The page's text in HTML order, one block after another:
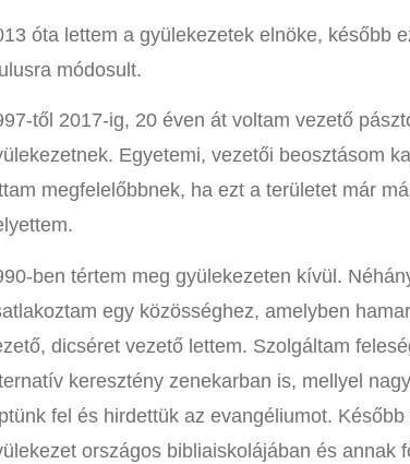
óta lettem a gyülekezetek elnöke, később
módosult.
től 2017-ig, 20 éven át voltam vezető
Egyetemi, vezetői beosztásom
megfelelőbbnek, ha ezt a területet már
ben tértem meg gyülekezeten kívül.
egy közösséghez, amelyben
dicséret vezető lettem. Szolgáltam
keresztény zenekarban is, mellyel
fel és hirdettük az evangéliumot.
országos bibliaiskolájában és annak